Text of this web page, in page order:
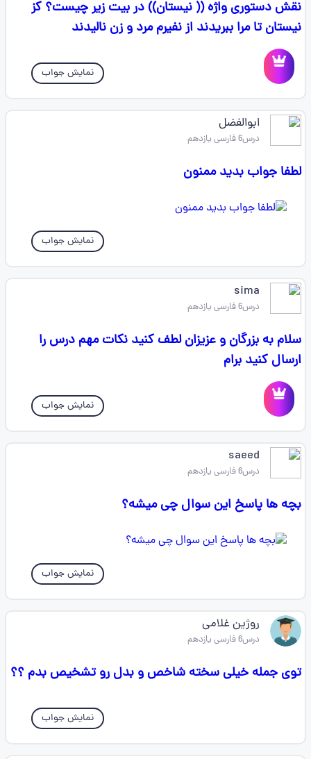
نقش دستوری واژه (( نیستان)) در بیت زیر چیست؟ کز
نیستان تا مرا ببریدند از نفیرم مرد و زن نالیدند
نمایش جواب
ابوالفضل
درس6 فارسی یازدهم
لطفا جواب بدید ممنون
نمایش جواب
sima
درس6 فارسی یازدهم
سلام به بزرگان و عزیزان لطف کنید نکات مهم درس را
ارسال کنید برام
نمایش جواب
saeed
درس6 فارسی یازدهم
بچه ها پاسخ این سوال چی میشه؟
نمایش جواب
روژین غلامی
درس6 فارسی یازدهم
توی جمله خیلی سخته شاخص و بدل رو تشخیص بدم ؟؟
نمایش جواب